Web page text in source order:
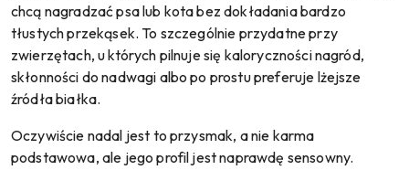
chcą nagradzać psa lub kota bez dokładania bardzo
tłustych przekąsek. To szczególnie przydatne przy
zwierzętach, u których pilnuje się kaloryczności nagród,
skłonności do nadwagi albo po prostu preferuje lżejsze
źródła białka.
Oczywiście nadal jest to przysmak, a nie karma
podstawowa, ale jego profil jest naprawdę sensowny.